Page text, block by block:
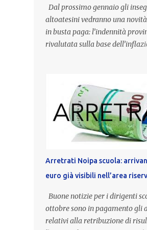
Dal prossimo gennaio gli
altoatesini vedranno una
in busta paga: l’indennità
rivalutata sulla base
un’anzianità compresa tra 9 e
potranno raggiungere fino a
annui. Il nuovo contratto
introduce inoltre un congedo
dedicato alle donne vittime di
genere, in linea con la
con l’obiettivo di offrire
supporto in situazioni delicate.
provinciale per i docenti è un
Italia: si tratta di una misura
Provincia autonoma di Bolzano,
Arretrati Noipa scuola:
euro già visibili nell’area
Buone notizie per i dirigenti
ottobre sono in pagamento gli
relativi alla retribuzione di